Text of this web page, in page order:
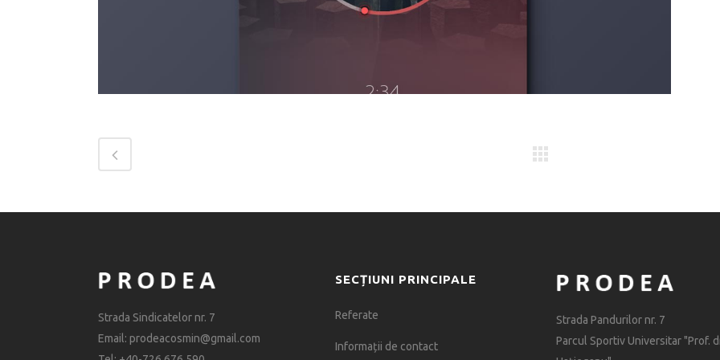
Strada Sindicatelor nr. 7
Email: prodeacosmin@gmail.com
SECȚIUNI PRINCIPALE
Referate
Informații de contact
Strada Pandurilor nr. 7
Parcul Sportiv Universitar "Prof.